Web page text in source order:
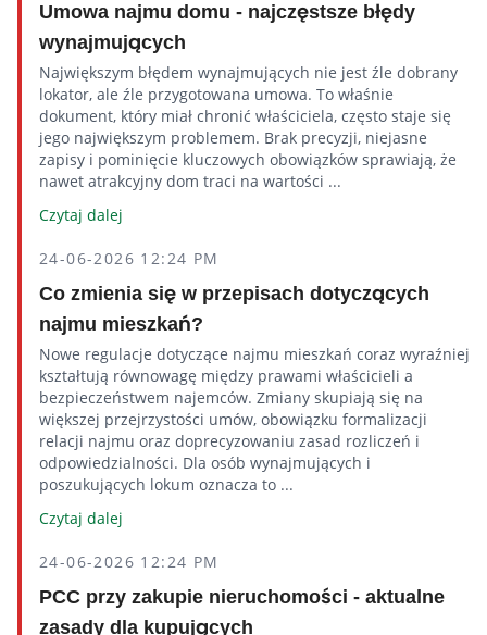
Umowa najmu domu - najczęstsze błędy
wynajmujących
Największym błędem wynajmujących nie jest źle dobrany
lokator, ale źle przygotowana umowa. To właśnie
dokument, który miał chronić właściciela, często staje się
jego największym problemem. Brak precyzji, niejasne
zapisy i pominięcie kluczowych obowiązków sprawiają, że
nawet atrakcyjny dom traci na wartości ...
Czytaj dalej
24-06-2026 12:24 PM
Co zmienia się w przepisach dotyczących
najmu mieszkań?
Nowe regulacje dotyczące najmu mieszkań coraz wyraźniej
kształtują równowagę między prawami właścicieli a
bezpieczeństwem najemców. Zmiany skupiają się na
większej przejrzystości umów, obowiązku formalizacji
relacji najmu oraz doprecyzowaniu zasad rozliczeń i
odpowiedzialności. Dla osób wynajmujących i
poszukujących lokum oznacza to ...
Czytaj dalej
24-06-2026 12:24 PM
PCC przy zakupie nieruchomości - aktualne
zasady dla kupujących